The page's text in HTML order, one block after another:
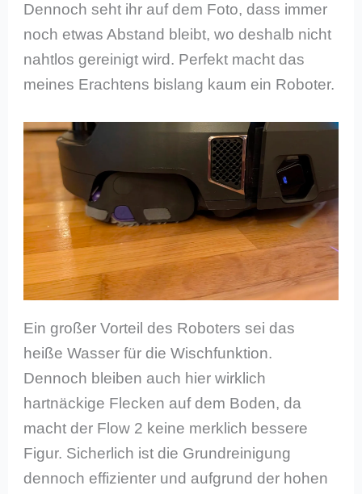
Dennoch seht ihr auf dem Foto, dass immer
noch etwas Abstand bleibt, wo deshalb nicht
nahtlos gereinigt wird. Perfekt macht das
meines Erachtens bislang kaum ein Roboter.
Ein großer Vorteil des Roboters sei das
heiße Wasser für die Wischfunktion.
Dennoch bleiben auch hier wirklich
hartnäckige Flecken auf dem Boden, da
macht der Flow 2 keine merklich bessere
Figur. Sicherlich ist die Grundreinigung
dennoch effizienter und aufgrund der hohen